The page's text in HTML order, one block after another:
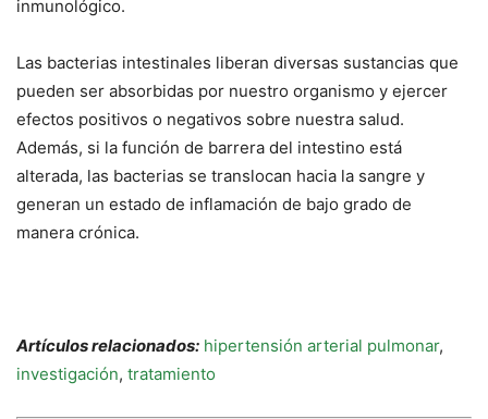
inmunológico.
Las bacterias intestinales liberan diversas sustancias que
pueden ser absorbidas por nuestro organismo y ejercer
efectos positivos o negativos sobre nuestra salud.
Además, si la función de barrera del intestino está
alterada, las bacterias se translocan hacia la sangre y
generan un estado de inflamación de bajo grado de
manera crónica.
Artículos relacionados: hipertensión arterial pulmonar,
investigación, tratamiento